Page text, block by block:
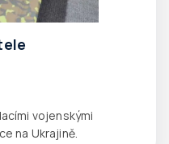
vojenskými
na Ukrajině.